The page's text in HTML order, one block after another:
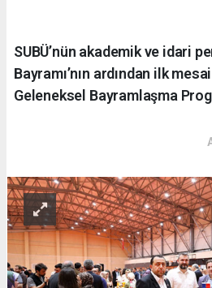
SUBÜ’nün akademik ve idari
Bayramı’nın ardından ilk
Geleneksel Bayramlaşma